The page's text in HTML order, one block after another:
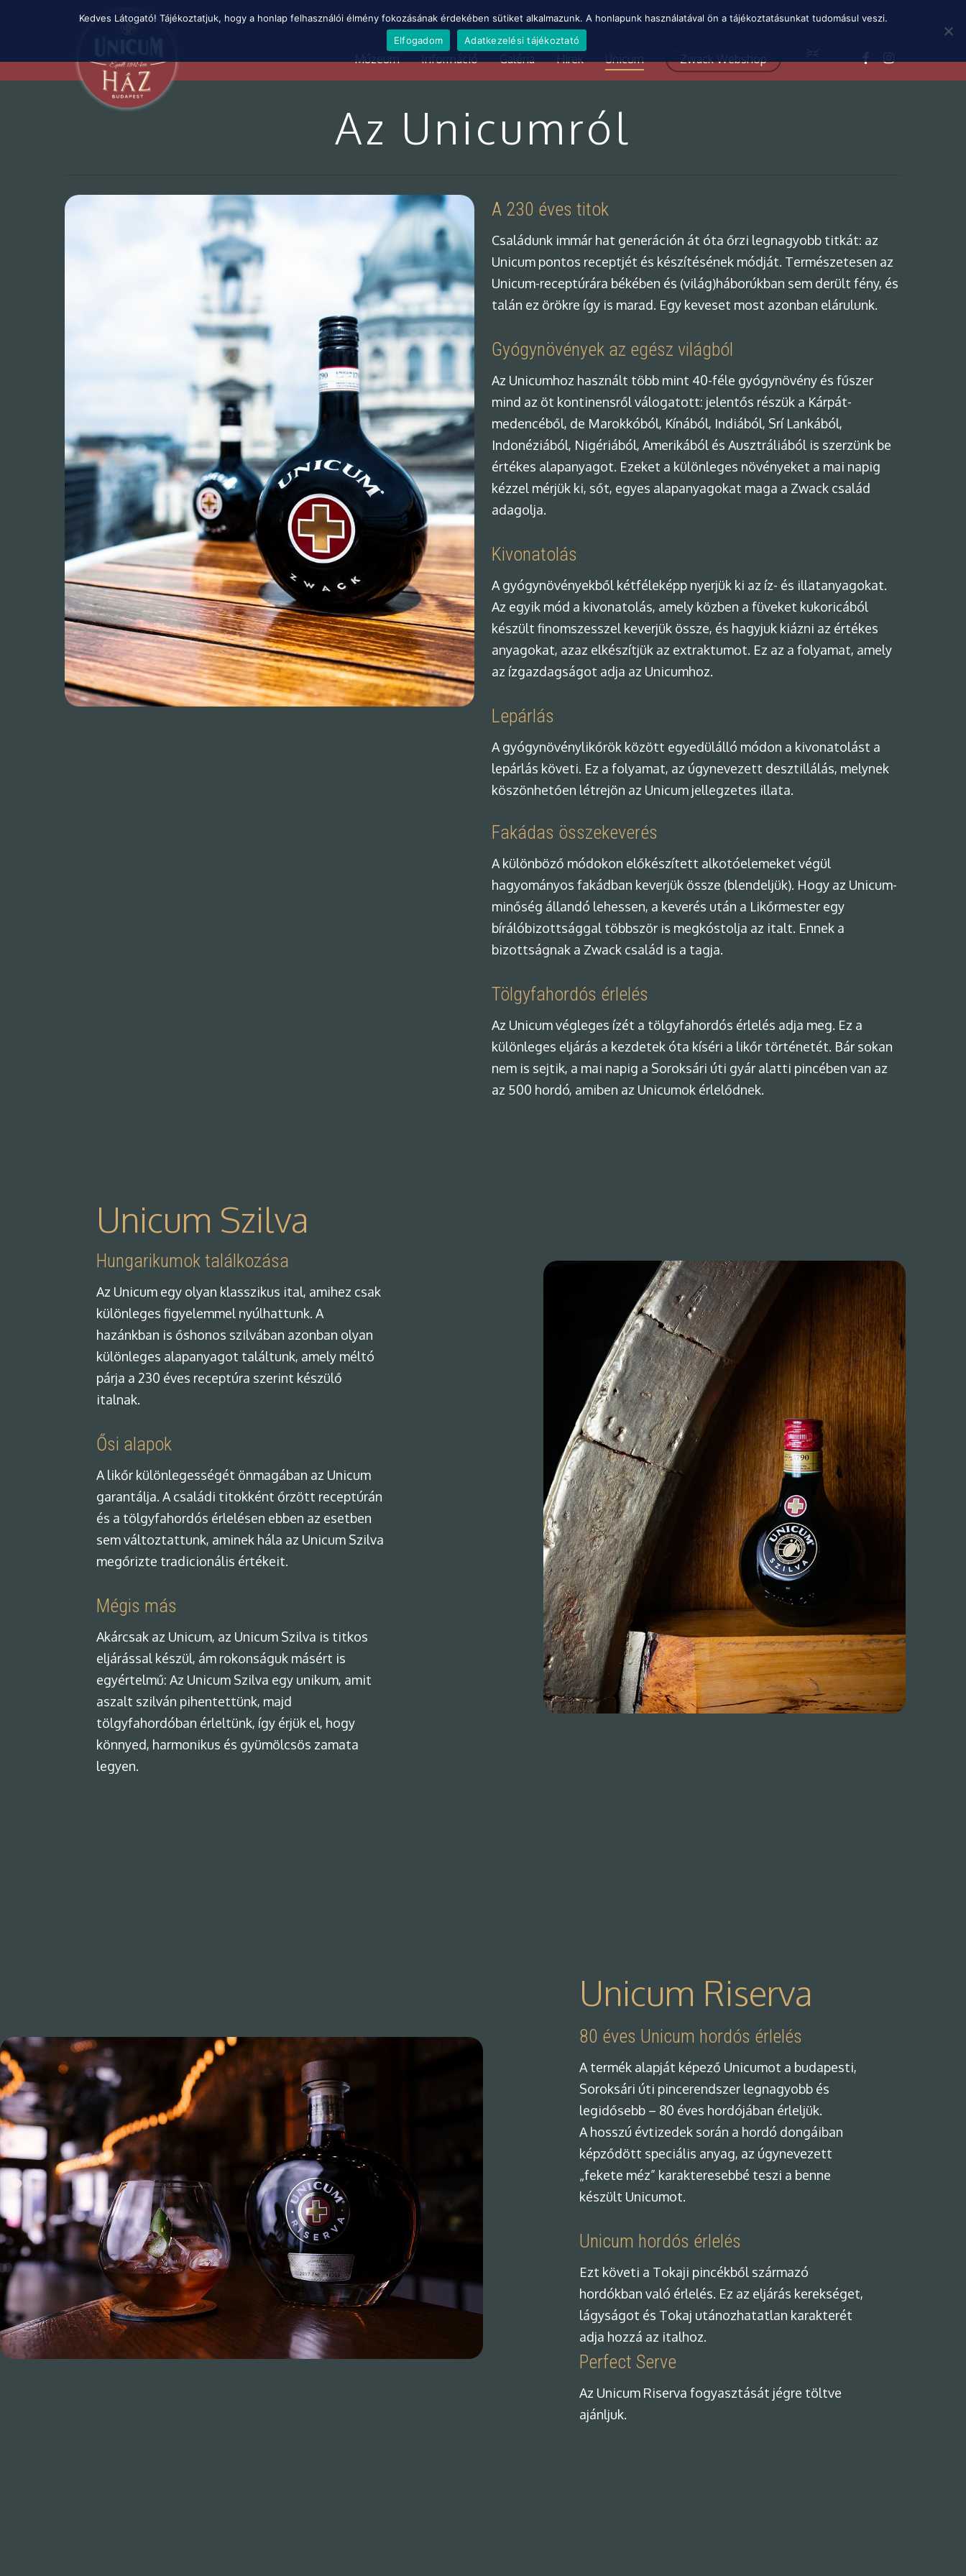
Múzeum Információ Galéria Hirek Unicum Zwack Webshop
Az Unicumról
A 230 éves titok
Családunk immár hat generáción át óta őrzi legnagyobb titkát: az
Unicum pontos receptjét és készítésének módját. Természetesen az
Unicum-receptúrára békében és (világ)háborúkban sem derült fény, és
talán ez örökre így is marad. Egy keveset most azonban elárulunk.
Gyógynövények az egész világból
Az Unicumhoz használt több mint 40-féle gyógynövény és fűszer
mind az öt kontinensről válogatott: jelentős részük a Kárpát-
medencéből, de Marokkóból, Kínából, Indiából, Srí Lankából,
Indonéziából, Nigériából, Amerikából és Ausztráliából is szerzünk be
értékes alapanyagot. Ezeket a különleges növényeket a mai napig
kézzel mérjük ki, sőt, egyes alapanyagokat maga a Zwack család
adagolja.
Kivonatolás
A gyógynövényekből kétféleképp nyerjük ki az íz- és illatanyagokat.
Az egyik mód a kivonatolás, amely közben a füveket kukoricából
készült finomszesszel keverjük össze, és hagyjuk kiázni az értékes
anyagokat, azaz elkészítjük az extraktumot. Ez az a folyamat, amely
az ízgazdagságot adja az Unicumhoz.
Lepárlás
A gyógynövénylikőrök között egyedülálló módon a kivonatolást a
lepárlás követi. Ez a folyamat, az úgynevezett desztillálás, melynek
köszönhetően létrejön az Unicum jellegzetes illata.
Fakádas összekeverés
A különböző módokon előkészített alkotóelemeket végül
hagyományos fakádban keverjük össze (blendeljük). Hogy az Unicum-
minőség állandó lehessen, a keverés után a Likőrmester egy
bírálóbizottsággal többször is megkóstolja az italt. Ennek a
bizottságnak a Zwack család is a tagja.
Tölgyfahordós érlelés
Az Unicum végleges ízét a tölgyfahordós érlelés adja meg. Ez a
különleges eljárás a kezdetek óta kíséri a likőr történetét. Bár sokan
nem is sejtik, a mai napig a Soroksári úti gyár alatti pincében van az
az 500 hordó, amiben az Unicumok érlelődnek.
Unicum Szilva
Hungarikumok találkozása
Az Unicum egy olyan klasszikus ital, amihez csak
különleges figyelemmel nyúlhattunk. A
hazánkban is őshonos szilvában azonban olyan
különleges alapanyagot találtunk, amely méltó
párja a 230 éves receptúra szerint készülő
italnak.
Ősi alapok
A likőr különlegességét önmagában az Unicum
garantálja. A családi titokként őrzött receptúrán
és a tölgyfahordós érlelésen ebben az esetben
sem változtattunk, aminek hála az Unicum Szilva
megőrizte tradicionális értékeit.
Mégis más
Akárcsak az Unicum, az Unicum Szilva is titkos
eljárással készül, ám rokonságuk másért is
egyértelmű: Az Unicum Szilva egy unikum, amit
aszalt szilván pihentettünk, majd
tölgyfahordóban érleltünk, így érjük el, hogy
könnyed, harmonikus és gyümölcsös zamata
legyen.
Unicum Riserva
80 éves Unicum hordós érlelés
A termék alapját képező Unicumot a budapesti,
Soroksári úti pincerendszer legnagyobb és
legidősebb – 80 éves hordójában érleljük.
A hosszú évtizedek során a hordó dongáiban
képződött speciális anyag, az úgynevezett
„fekete méz” karakteresebbé teszi a benne
készült Unicumot.
Unicum hordós érlelés
Ezt követi a Tokaji pincékből származó
hordókban való érlelés. Ez az eljárás kerekséget,
lágyságot és Tokaj utánozhatatlan karakterét
adja hozzá az italhoz.
Perfect Serve
Az Unicum Riserva fogyasztását jégre töltve
ajánljuk.
Kedves Látogató! Tájékoztatjuk, hogy a honlap felhasználói élmény fokozásának érdekében sütiket alkalmazunk. A honlapunk használatával ön a tájékoztatásunkat tudomásul veszi.
Elfogadom
Adatkezelési tájékoztató